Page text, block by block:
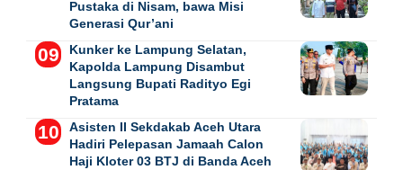
Pustaka di Nisam, bawa Misi
Generasi Qur’ani
Kunker ke Lampung Selatan,
Kapolda Lampung Disambut
Langsung Bupati Radityo Egi
Pratama
Asisten II Sekdakab Aceh Utara
Hadiri Pelepasan Jamaah Calon
Haji Kloter 03 BTJ di Banda Aceh